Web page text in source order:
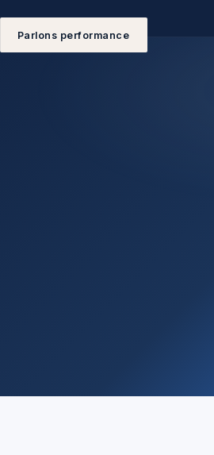
Parlons performance